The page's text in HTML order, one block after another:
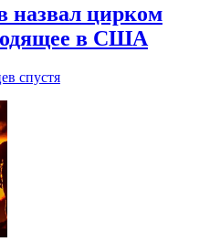
назвал цирком
в США
спустя